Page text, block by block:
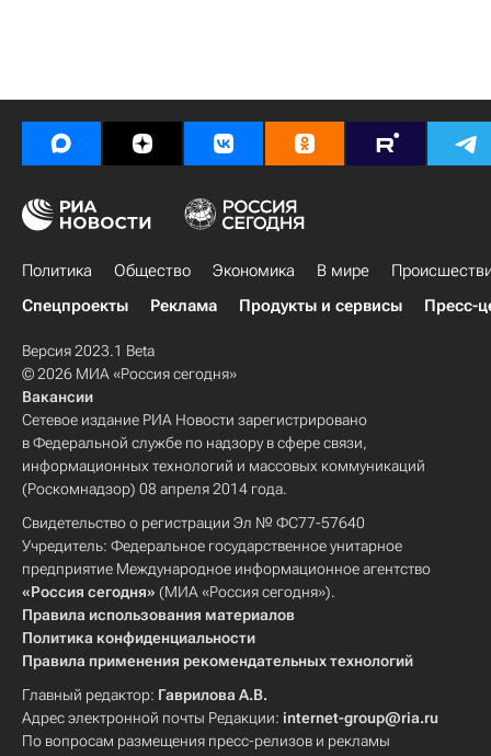
Политика Общество Экономика В мире
Спецпроекты
Реклама Продукты и сервисы Пресс-
Версия 2023.1 Beta
© 2026 МИА «Россия сегодня»
Вакансии
Сетевое издание РИА Новости зарегистрировано
в Федеральной службе по надзору в сфере связи,
информационных технологий и массовых коммуникаций
(Роскомнадзор) 08 апреля 2014 года.
Свидетельство о регистрации Эл № ФС77-57640
Учредитель: Федеральное государственное унитарное
предприятие Международное информационное агентство
«Россия сегодня» (МИА «Россия сегодня»).
Правила использования материалов
Политика конфиденциальности
Правила применения рекомендательных технологий
Главный редактор: Гаврилова А.В.
Адрес электронной почты Редакции: internet-group@ria.ru
По вопросам размещения пресс-релизов и рекламы